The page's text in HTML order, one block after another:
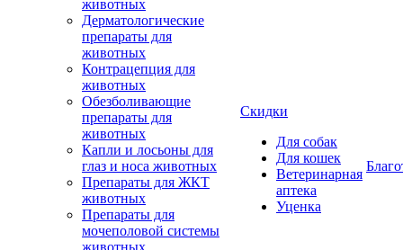
животных
Дерматологические
препараты для
животных
Контрацепция для
животных
Обезболивающие
препараты для
животных
Капли и лосьоны для
глаз и носа животных
Препараты для ЖКТ
животных
Препараты для
мочеполовой системы
животных
Скидки
Для собак
Для кошек
Ветеринарная
аптека
Уценка